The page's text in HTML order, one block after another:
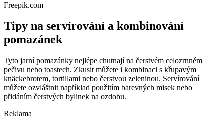
Freepik.com
Tipy na servírování a kombinování
pomazánek
Tyto jarní pomazánky nejlépe chutnají na čerstvém celozrnném
pečivu nebo toastech. Zkusit můžete i kombinaci s křupavým
knäckebrotem, tortillami nebo čerstvou zeleninou. Servírování
můžete ozvláštnit například použitím barevných misek nebo
přidáním čerstvých bylinek na ozdobu.
Reklama